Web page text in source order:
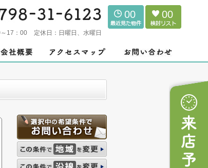
17：00 定休日： 日曜日、水曜日
00 00